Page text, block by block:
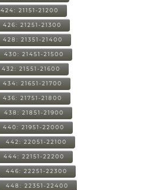
424: 21151-21200
426: 21251-21300
428: 21351-21400
430: 21451-21500
432: 21551-21600
434: 21651-21700
436: 21751-21800
438: 21851-21900
440: 21951-22000
442: 22051-22100
444: 22151-22200
446: 22251-22300
448: 22351-22400